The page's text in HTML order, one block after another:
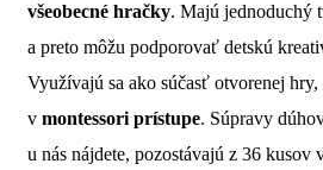
všeobecné hračky. Majú jednoduchý
a preto môžu podporovať detskú
Využívajú sa ako súčasť otvorenej hry,
v montessori prístupe. Súpravy
u nás nájdete, pozostávajú z 36 kusov